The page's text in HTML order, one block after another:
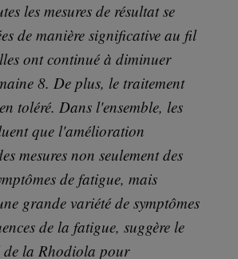
les mesures de résultat se
de manière significative au fil
ont continué à diminuer
8. De plus, le traitement
toléré. Dans l'ensemble, les
que l'amélioration
mesures non seulement des
de fatigue, mais
grande variété de symptômes
de la fatigue, suggère le
de la Rhodiola pour